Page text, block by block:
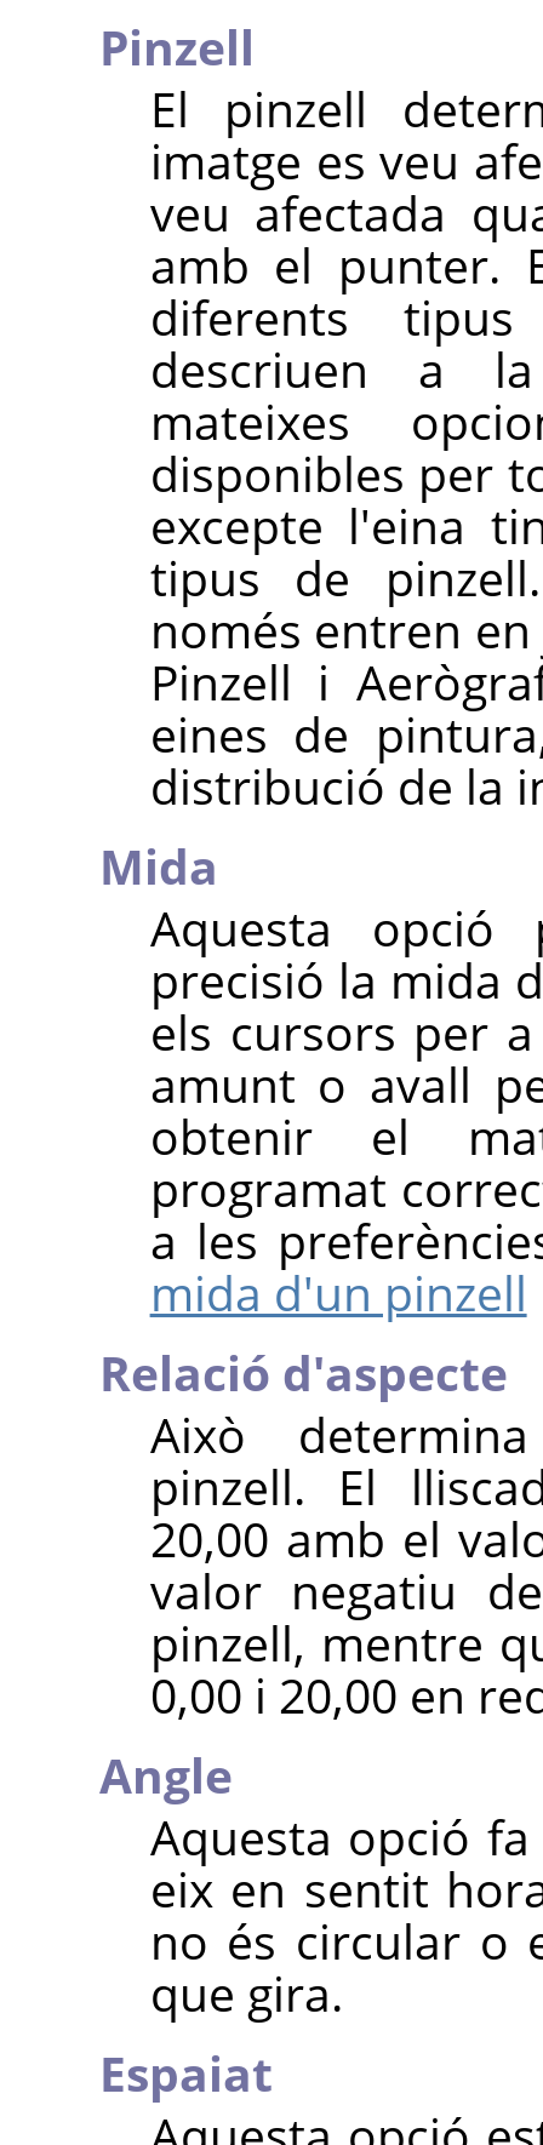
Pinzell
El pinzell
imatge es veu
veu afectada
amb el punter.
diferents
descriuen a
mateixes
disponibles per
excepte l'eina
tipus de
només entren
Pinzell i
eines de
distribució de la
Mida
Aquesta opció
precisió la mida
els cursors per
amunt o avall
obtenir el
programat
a les
mida d'un pinzell
Relació d'aspecte
Això
pinzell. El
20,00 amb el
valor negatiu
pinzell, mentre
0,00 i 20,00 en
Angle
Aquesta opció
eix en sentit
no és circular o
que gira.
Espaiat